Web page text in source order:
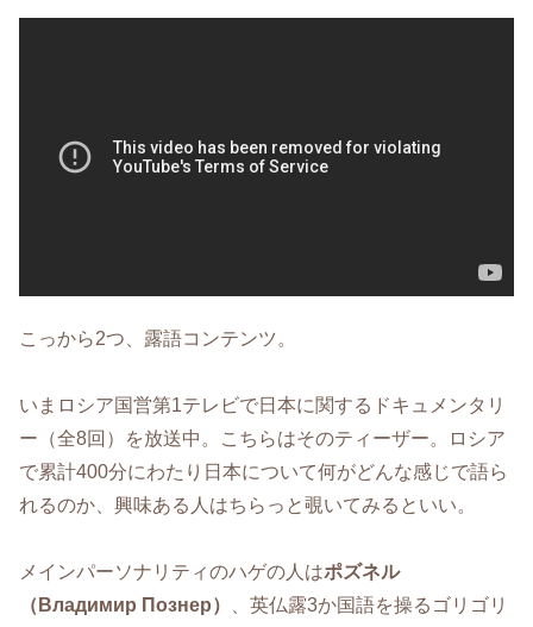
こっから2つ、露語コンテンツ。
いまロシア国営第1テレビで日本に関するドキュメンタリ
ー（全8回）を放送中。こちらはそのティーザー。ロシア
で累計400分にわたり日本について何がどんな感じで語ら
れるのか、興味ある人はちらっと覗いてみるといい。
メインパーソナリティのハゲの人はポズネル
（Владимир Познер）
、英仏露3か国語を操るゴリゴリ